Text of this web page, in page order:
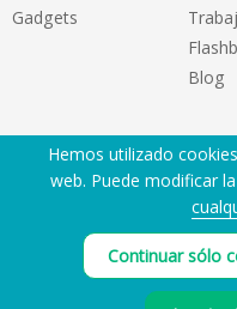
Gadgets
Blog
Hemos utilizado
web. Puede modificar
Continuar sólo